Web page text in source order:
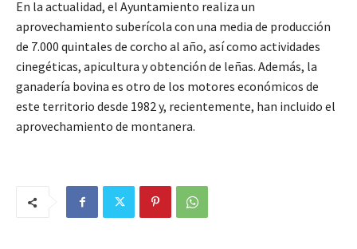
En la actualidad, el Ayuntamiento realiza un
aprovechamiento suberícola con una media de producción
de 7.000 quintales de corcho al año, así como actividades
cinegéticas, apicultura y obtención de leñas. Además, la
ganadería bovina es otro de los motores económicos de
este territorio desde 1982 y, recientemente, han incluido el
aprovechamiento de montanera.